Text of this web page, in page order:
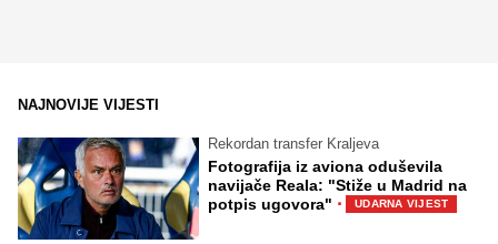
NAJNOVIJE VIJESTI
Rekordan transfer Kraljeva
Fotografija iz aviona oduševila
navijače Reala: "Stiže u Madrid na
potpis ugovora" · UDARNA VIJEST